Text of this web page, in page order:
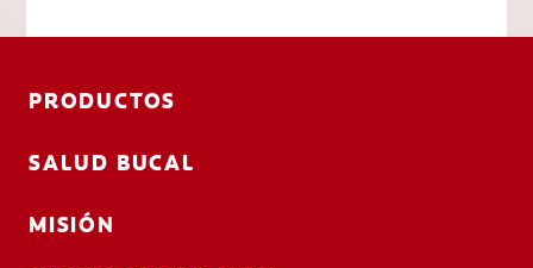
PRODUCTOS
SALUD BUCAL
MISIÓN